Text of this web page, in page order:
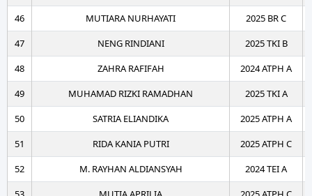
46
MUTIARA NURHAYATI
2025 BR C
47
NENG RINDIANI
2025 TKI B
48
ZAHRA RAFIFAH
2024 ATPH A
49
MUHAMAD RIZKI RAMADHAN
2025 TKI A
50
SATRIA ELIANDIKA
2025 ATPH A
51
RIDA KANIA PUTRI
2025 ATPH C
52
M. RAYHAN ALDIANSYAH
2024 TEI A